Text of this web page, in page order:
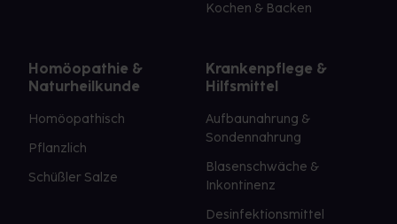
Kochen & Backen
Homöopathie &
Naturheilkunde
Homöopathisch
Pflanzlich
Schüßler Salze
Krankenpflege &
Hilfsmittel
Aufbaunahrung &
Sondennahrung
Blasenschwäche &
Inkontinenz
Desinfektionsmittel